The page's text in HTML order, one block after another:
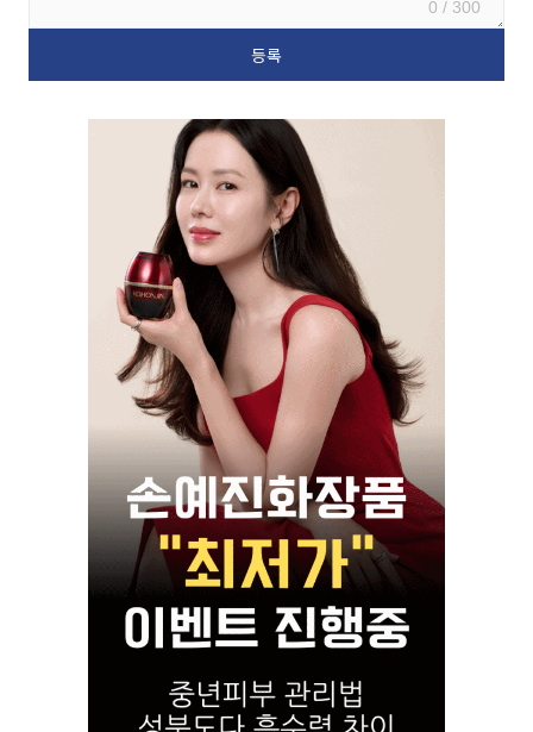
0 / 300